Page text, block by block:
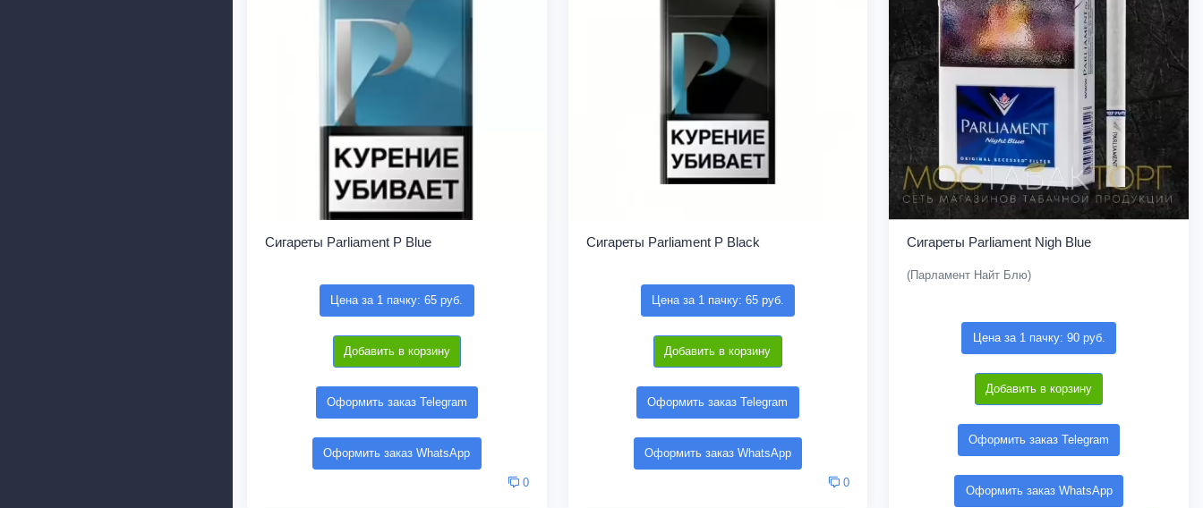
Сигареты Parliament P Blue
Цена за 1 пачку: 65 руб.
Добавить в корзину
Оформить заказ Telegram
Оформить заказ WhatsApp
0
Сигареты Parliament P Black
Цена за 1 пачку: 65 руб.
Добавить в корзину
Оформить заказ Telegram
Оформить заказ WhatsApp
0
Сигареты Parliament Nigh Blue
(Парламент Найт Блю)
Цена за 1 пачку: 90 руб.
Добавить в корзину
Оформить заказ Telegram
Оформить заказ WhatsApp